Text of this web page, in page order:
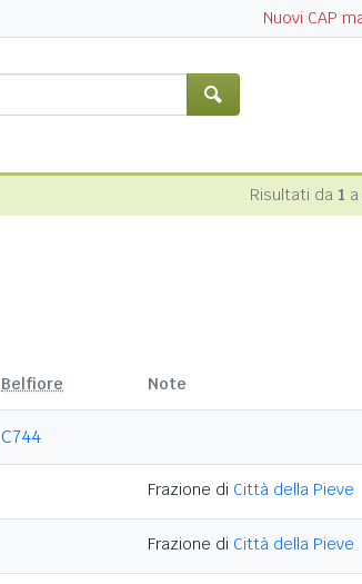
Nuovi CAP
Risultati da 1 a
Belfiore Note
C744
Frazione di Città della Pieve
Frazione di Città della Pieve